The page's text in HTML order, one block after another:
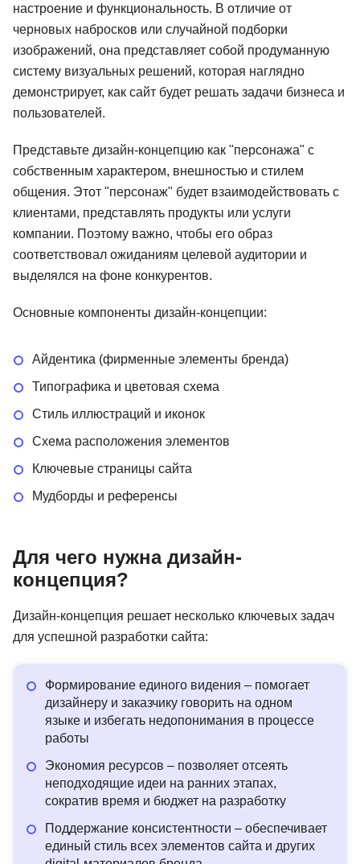
настроение и функциональность. В отличие от
черновых набросков или случайной подборки
изображений, она представляет собой продуманную
систему визуальных решений, которая наглядно
демонстрирует, как сайт будет решать задачи бизнеса и
пользователей.
Представьте дизайн-концепцию как "персонажа" с
собственным характером, внешностью и стилем
общения. Этот "персонаж" будет взаимодействовать с
клиентами, представлять продукты или услуги
компании. Поэтому важно, чтобы его образ
соответствовал ожиданиям целевой аудитории и
выделялся на фоне конкурентов.
Основные компоненты дизайн-концепции:
Айдентика (фирменные элементы бренда)
Типографика и цветовая схема
Стиль иллюстраций и иконок
Схема расположения элементов
Ключевые страницы сайта
Мудборды и референсы
Для чего нужна дизайн-
концепция?
Дизайн-концепция решает несколько ключевых задач
для успешной разработки сайта:
Формирование единого видения – помогает
дизайнеру и заказчику говорить на одном
языке и избегать недопонимания в процессе
работы
Экономия ресурсов – позволяет отсеять
неподходящие идеи на ранних этапах,
сократив время и бюджет на разработку
Поддержание консистентности – обеспечивает
единый стиль всех элементов сайта и других